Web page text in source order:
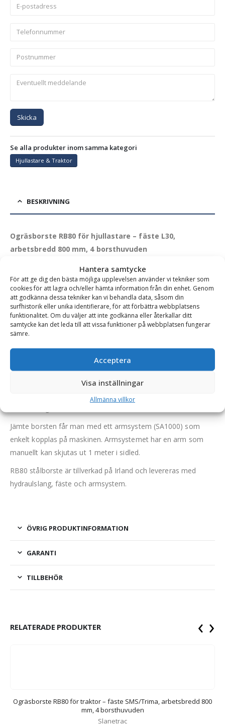
Hantera samtycke
För att ge dig den bästa möjliga upplevelsen använder vi tekniker som
cookies för att lagra och/eller hämta information från din enhet. Genom
att godkänna dessa tekniker kan vi behandla data, såsom din
surfhistorik eller unika identifierare, för att förbättra webbplatsens
funktionalitet. Om du väljer att inte godkänna eller återkallar ditt
samtycke kan det leda till att vissa funktioner på webbplatsen fungerar
sämre.
Acceptera
Visa inställningar
Allmänna villkor
Skicka
Se alla produkter inom samma kategori
Hjullastare & Traktor
BESKRIVNING
Ogräsborste RB80 för hjullastare – fäste L30,
arbetsbredd 800 mm, 4 borsthuvuden
RB80 roterande stålborste för hjullastare är ogräsets skräck!
Med sina 4 borsthuvuden har den en stor kapacitet. Med
stålborsten monterade gör den riktigt rent i fogar och vrår.
Det finns även mjukare borst att sätta dit. Tack vare
växellådan som sitter mellan hydraulmotorn och borsthuvudet
får man en hög hastighet med lågt flöde vilket även skonar
Stålborstarna är enkla att byta ut genom att lossa på de
Jämte borsten får man med ett armsystem (SA1000) som
enkelt kopplas på maskinen. Armsystemet har en arm som
manuellt kan skjutas ut 1 meter i sidled.
RB80 stålborste är tillverkad på Irland och levereras med
hydraulslang, fäste och armsystem.
ÖVRIG PRODUKTINFORMATION
GARANTI
TILLBEHÖR
RELATERADE PRODUKTER
Ogräsborste RB80 för traktor – fäste SMS/Trima, arbetsbredd 800
mm, 4 borsthuvuden
Slanetrac
‹ ›